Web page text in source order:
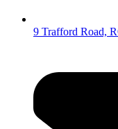
9 Trafford Road,